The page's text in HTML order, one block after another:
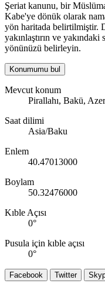
Şeriat kanunu, bir
Kabe'ye dönük olarak
yön haritada belirtilmiştir.
yakınlaştırın ve
yönünüzü belirleyin.
Konumumu bul
Mevcut konum
Pirallahı, Bakü,
Saat dilimi
Asia/Baku
Enlem
40.47013000
Boylam
50.32476000
Kıble Açısı
0°
Pusula için kıble açısı
0°
Facebook Twitter